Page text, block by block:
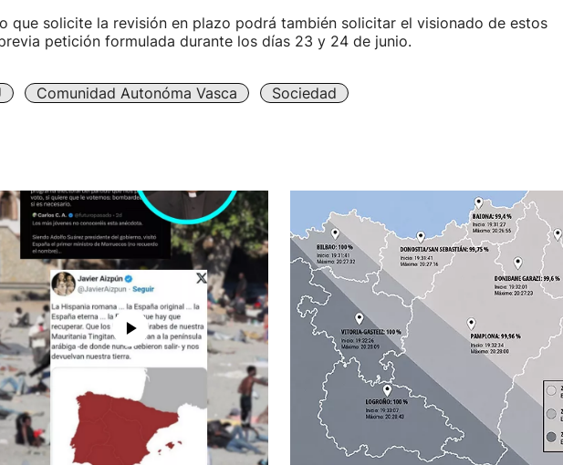
que solicite la revisión en plazo podrá también solicitar el visionado de estos
petición formulada durante los días 23 y 24 de junio.
Comunidad Autonóma Vasca Sociedad